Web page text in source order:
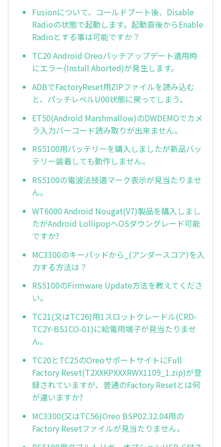
Fusionについて、コールドブート後、Disable
Radioの状態で起動します。起動直後からEnable
Radioとする事は可能ですか？
TC20 Android Oreoパッチアップデート適用時
にエラー(Install Aborted)が発生します。
ADBでFactoryReset用ZIPファイルを読み込む
と、パッチレベルU00状態に戻ってしまう。
ET50(Android Marshmallow)のDWDEMOでカメ
ラ入力バーコード読み取りが出来ません。
RS5100用バッテリーを購入しましたが新品バッ
テリー装着しても動作しません。
RS5100の電波法技適マーク表示が見当たりませ
ん。
WT6000 Android Nougat(V7)製品を購入しまし
たがAndroid LollipopへOSダウングレード可能
ですか?
MC3300のキーパッドから_(アンダースコア)を入
力する方法は？
RS5100のFirmware Update方法を教えてくださ
い。
TC21(又はTC26)用1スロットクレードル(CRD-
TC2Y-BS1CO-01)に給電用端子が見当たりませ
ん。
TC20とTC25のOreoサポートサイトにFull
Factory Reset(T2XXKPXXXRWX1109_1.zip)が登
録されていますが、普通のFactory Resetとは何
が違いますか?
MC3300(又はTC56)Oreo BSP02.32.04用の
Factory Resetファイルが見当たりません。